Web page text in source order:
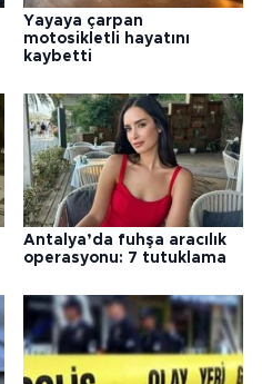
Yayaya çarpan
motosikletli hayatını
kaybetti
Antalya’da fuhşa aracılık
operasyonu: 7 tutuklama